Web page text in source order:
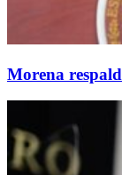
Morena